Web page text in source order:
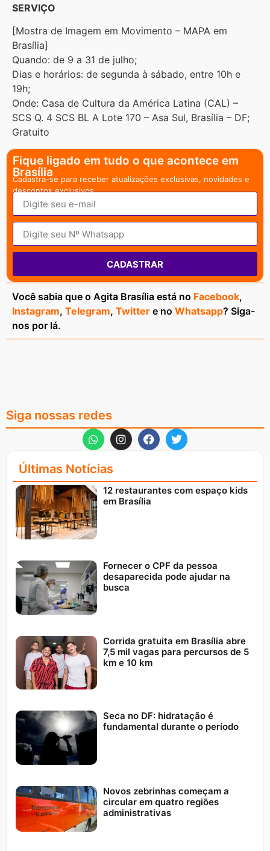
SERVIÇO
[Mostra de Imagem em Movimento – MAPA em
Brasília]
Quando: de 9 a 31 de julho;
Dias e horários: de segunda à sábado, entre 10h e
19h;
Onde: Casa de Cultura da América Latina (CAL) –
SCS Q. 4 SCS BL A Lote 170 – Asa Sul, Brasília – DF;
Gratuito
Fique ligado em tudo o que acontece em
Brasília
Cadastra-se para receber atualizações exclusivas, novidades e
descontos exclusivos.
CADASTRAR
Você sabia que o Agita Brasília está no Facebook,
Instagram, Telegram, Twitter e no Whatsapp? Siga-
nos por lá.
Siga nossas redes
Últimas Notícias
12 restaurantes com espaço kids
em Brasília
Fornecer o CPF da pessoa
desaparecida pode ajudar na
busca
Corrida gratuita em Brasília abre
7,5 mil vagas para percursos de 5
km e 10 km
Seca no DF: hidratação é
fundamental durante o período
Novos zebrinhas começam a
circular em quatro regiões
administrativas